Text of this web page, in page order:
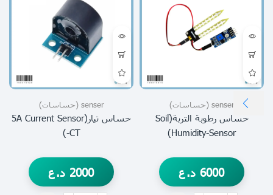
senser (حساسات)
حساس رطوبة التربة(Soil
Humidity-Sensor)
6000 د.ع
senser (حساسات)
حساس تيار(5A Current Sensor
-CT)
2000 د.ع